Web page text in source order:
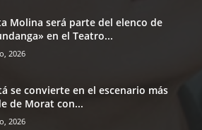
Molina será parte del elenco de
en el Teatro...
2026
se convierte en el escenario más
de Morat con...
2026